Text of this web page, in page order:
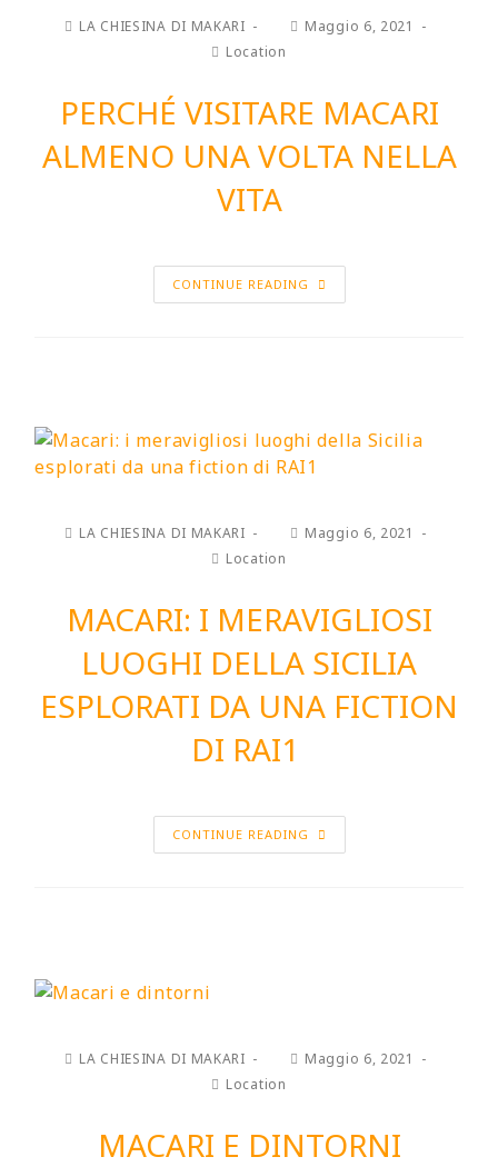
LA CHIESINA DI MAKARI
Maggio 6, 2021
Location
PERCHÉ VISITARE MACARI
ALMENO UNA VOLTA NELLA
VITA
CONTINUE READING
LA CHIESINA DI MAKARI
Maggio 6, 2021
Location
MACARI: I MERAVIGLIOSI
LUOGHI DELLA SICILIA
ESPLORATI DA UNA FICTION
DI RAI1
CONTINUE READING
LA CHIESINA DI MAKARI
Maggio 6, 2021
Location
MACARI E DINTORNI